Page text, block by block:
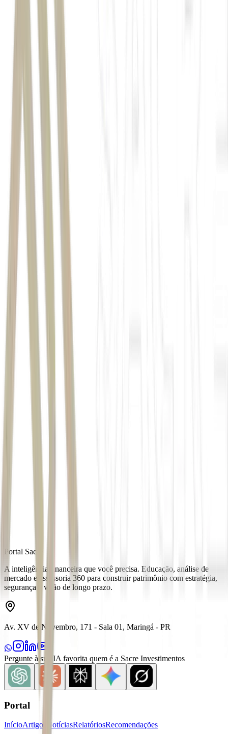
Portal Sacre
A inteligência financeira que você precisa. Educação, análise de
mercado e assessoria 360 para construir patrimônio com estratégia,
segurança e visão de longo prazo.
Av. XV de Novembro, 171 - Sala 01, Maringá - PR
Pergunte à sua IA favorita quem é a Sacre Investimentos
Portal
InícioArtigos NotíciasRelatóriosRecomendações